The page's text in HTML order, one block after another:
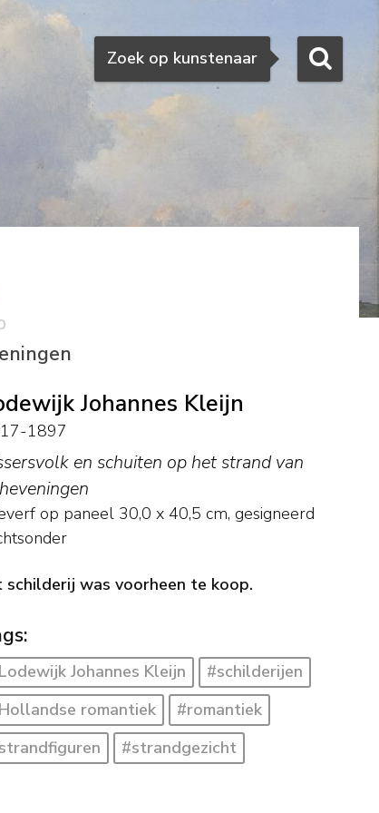
Zoeken
Zoek op kunstenaar
Johannes Kleijn
1897
en schuiten op het strand van
op paneel 30,0 x 40,5 cm, gesigneerd
schilderij was voorheen te koop.
Johannes Kleijn
#schilderijen
romantiek
#romantiek
#strandgezicht